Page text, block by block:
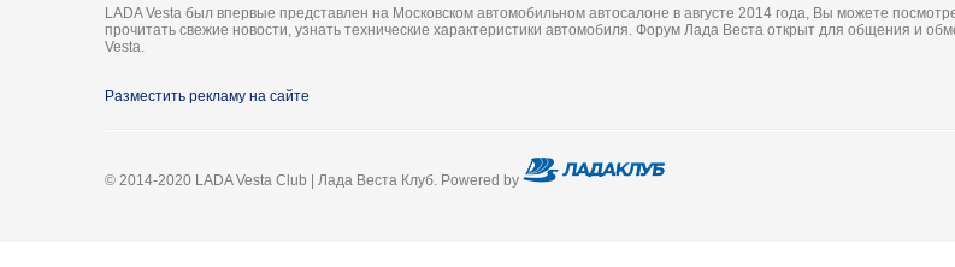
LADA Vesta был впервые представлен на Московском автомобильном автосалоне в августе 2014 года, Вы можете
прочитать свежие новости, узнать технические характеристики автомобиля. Форум Лада Веста открыт для общения и
Vesta.
Разместить рекламу на сайте
© 2014-2020 LADA Vesta Club | Лада Веста Клуб. Powered by